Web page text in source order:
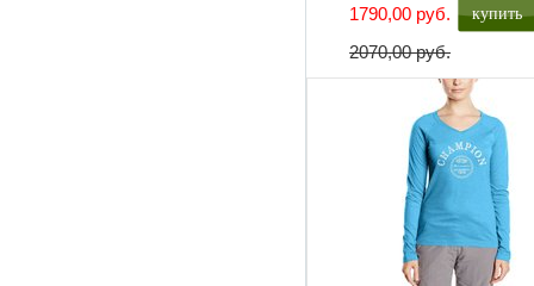
1790,00 руб.
2070,00 руб.
купить